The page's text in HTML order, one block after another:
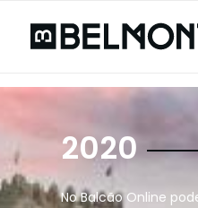
2020
No Balcão Online